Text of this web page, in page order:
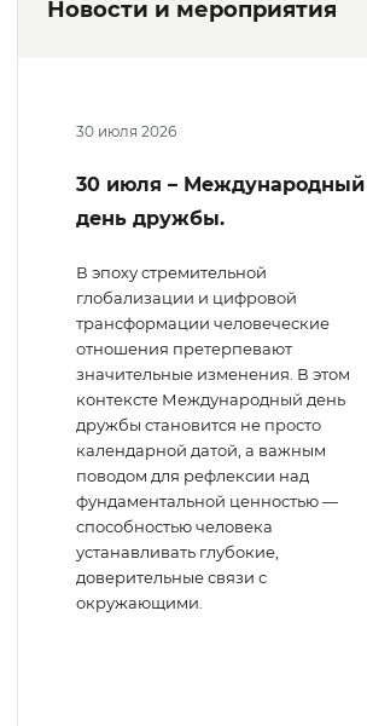
Новости и мероприятия
30 июля 2026
30 июля – Международный
день дружбы.
В эпоху стремительной
глобализации и цифровой
трансформации человеческие
отношения претерпевают
значительные изменения. В этом
контексте Международный день
дружбы становится не просто
календарной датой, а важным
поводом для рефлексии над
фундаментальной ценностью —
способностью человека
устанавливать глубокие,
доверительные связи с
окружающими.